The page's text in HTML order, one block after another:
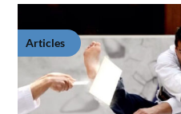
Articles